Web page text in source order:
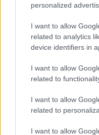
personalized
I want to allow
related to analytics
device identifiers in
I want to allow
related to
I want to allow
related to
I want to allow